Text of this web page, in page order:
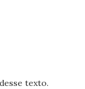
texto.